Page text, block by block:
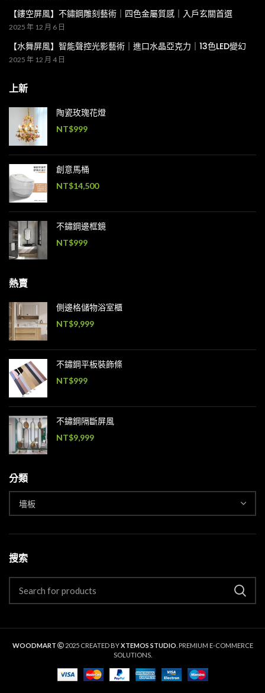
【鏤空屏風】不鏽鋼雕刻藝術｜四色金屬質感｜入戶玄關首選
2025 年 12 月 6 日
【水舞屏風】智能聲控光影藝術｜進口水晶亞克力｜13色LED變幻
2025 年 12 月 4 日
上新
陶瓷玫瑰花燈
NT$999
創意馬桶
NT$14,500
不鏽鋼邊框鏡
NT$999
熱賣
側邊格儲物浴室櫃
NT$9,999
不鏽鋼平板裝飾條
NT$999
不鏽鋼隔斷屏風
NT$9,999
分類
搜索
WOODMART 2025 CREATED BYXTEMOS STUDIO . PREMIUM E-COMMERCE
SOLUTIONS.